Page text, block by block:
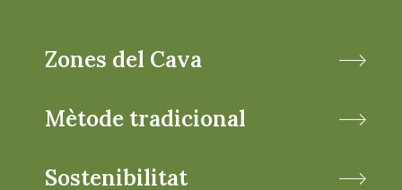
Zones del Cava
Mètode tradicional
Sostenibilitat